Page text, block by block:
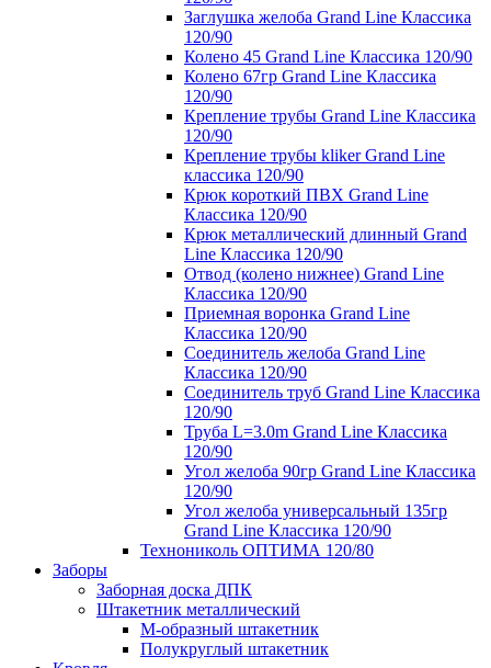
Заглушка желоба Grand Line Классика
120/90
Колено 45 Grand Line Классика 120/90
Колено 67гр Grand Line Классика
120/90
Крепление трубы Grand Line Классика
120/90
Крепление трубы kliker Grand Line
классика 120/90
Крюк короткий ПВХ Grand Line
Классика 120/90
Крюк металлический длинный Grand
Line Классика 120/90
Отвод (колено нижнее) Grand Line
Классика 120/90
Приемная воронка Grand Line
Классика 120/90
Соединитель желоба Grand Line
Классика 120/90
Соединитель труб Grand Line Классика
120/90
Труба L=3.0m Grand Line Классика
120/90
Угол желоба 90гр Grand Line Классика
120/90
Угол желоба универсальный 135гр
Grand Line Классика 120/90
Технониколь ОПТИМА 120/80
Заборы
Заборная доска ДПК
Штакетник металлический
М-образный штакетник
Полукруглый штакетник